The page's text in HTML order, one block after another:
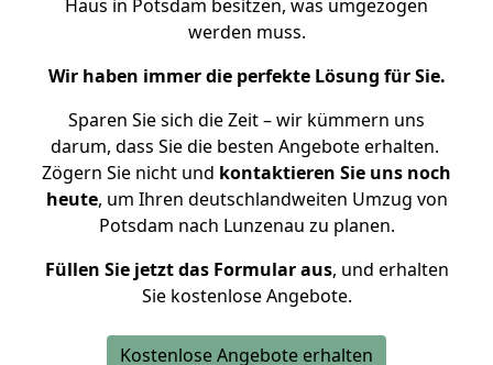
Haus in Potsdam besitzen, was umgezogen
werden muss.
Wir haben immer die perfekte Lösung für Sie.
Sparen Sie sich die Zeit – wir kümmern uns
darum, dass Sie die besten Angebote erhalten.
Zögern Sie nicht und kontaktieren Sie uns noch
heute, um Ihren deutschlandweiten Umzug von
Potsdam nach Lunzenau zu planen.
Füllen Sie jetzt das Formular aus, und erhalten
Sie kostenlose Angebote.
Kostenlose Angebote erhalten